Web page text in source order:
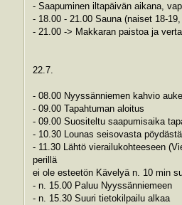
- Saapuminen iltapäivän aikana,
- 18.00 - 21.00 Sauna (naiset 18-
- 21.00 -> Makkaran paistoa ja
22.7.
- 08.00 Nyyssänniemen kahvio
- 09.00 Tapahtuman aloitus
- 09.00 Suositeltu saapumisaika
- 10.30 Lounas seisovasta
- 11.30 Lähtö vierailukohteeseen
perillä
ei ole esteetön Kävelyä n. 10 min
- n. 15.00 Paluu Nyyssänniemeen
- n. 15.30 Suuri tietokilpailu alkaa